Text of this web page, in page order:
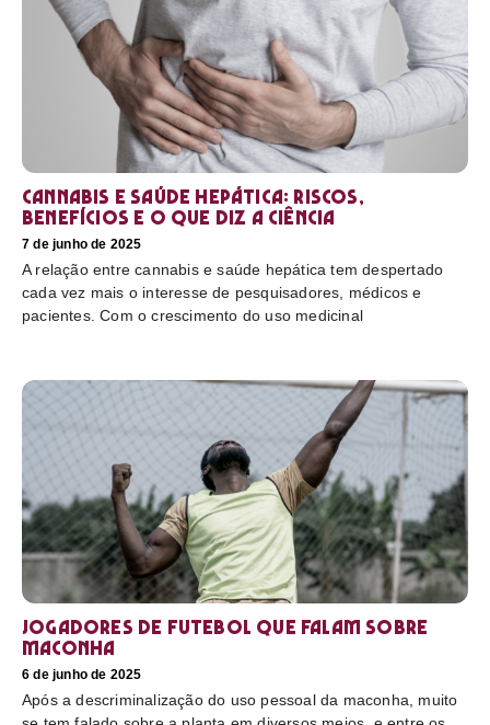
Cannabis e saúde hepática: riscos,
benefícios e o que diz a ciência
7 de junho de 2025
A relação entre cannabis e saúde hepática tem despertado
cada vez mais o interesse de pesquisadores, médicos e
pacientes. Com o crescimento do uso medicinal
Jogadores de futebol que falam sobre
maconha
6 de junho de 2025
Após a descriminalização do uso pessoal da maconha, muito